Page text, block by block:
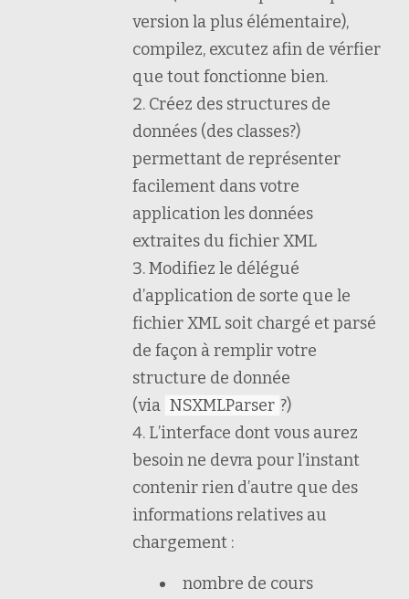
version la plus élémentaire),
compilez, excutez afin de vérfier
que tout fonctionne bien.
Créez des structures de
données (des classes?)
permettant de représenter
facilement dans votre
application les données
extraites du fichier XML
Modifiez le délégué
d’application de sorte que le
fichier XML soit chargé et parsé
de façon à remplir votre
structure de donnée
(via NSXMLParser ?)
L’interface dont vous aurez
besoin ne devra pour l’instant
contenir rien d’autre que des
informations relatives au
chargement :
nombre de cours